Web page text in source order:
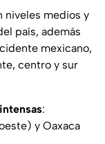
niveles medios y
país, además
mexicano,
centro y sur
:
y Oaxaca